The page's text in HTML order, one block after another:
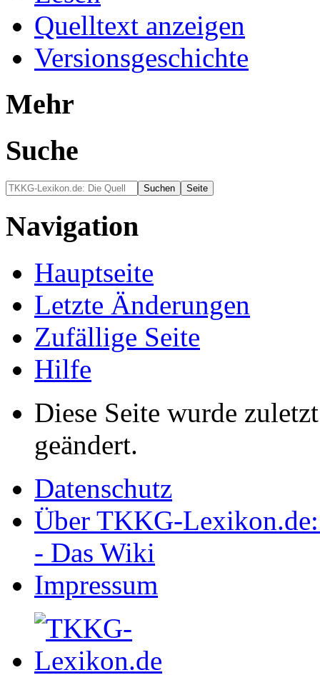
Quelltext anzeigen
Versionsgeschichte
Mehr
Suche
Navigation
Hauptseite
Letzte Änderungen
Zufällige Seite
Hilfe
Diese Seite wurde
geändert.
Datenschutz
Über TKKG-
- Das Wiki
Impressum